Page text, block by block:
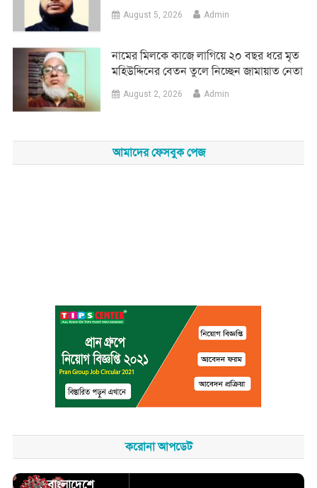
August 5, 2026 Admin
নামের মিলকে কাজে লাগিয়ে ২০ বছর ধরে মৃত
মহিউদ্দিনের বেতন তুলে নিচ্ছেন জামায়াত নেতা
August 2, 2026 Admin
আমাদের ফেসবুক পেজ
করোনা আপডেট
বাংলাদেশে